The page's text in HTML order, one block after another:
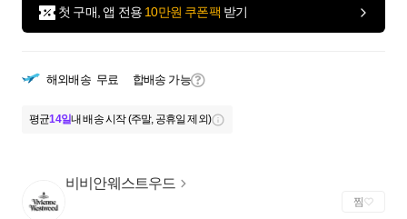
첫 구매, 앱 전용 10만원 쿠폰팩 받기
해외배송 무료 합배송 가능
평균14일내 배송 시작 (주말, 공휴일 제외)
비비안웨스트우드
찜